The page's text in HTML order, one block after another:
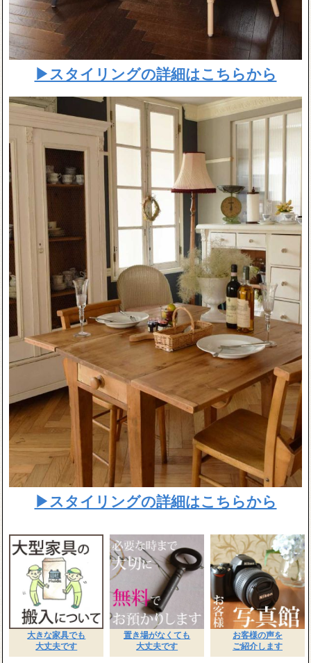
▶スタイリングの詳細はこちらから
▶スタイリングの詳細はこちらから
大きな家具でも
大丈夫です
置き場がなくても
大丈夫です
お客様の声を
ご紹介します